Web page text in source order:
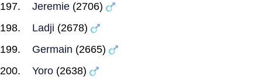
Jeremie (2706)
Ladji (2678)
Germain (2665)
Yoro (2638)